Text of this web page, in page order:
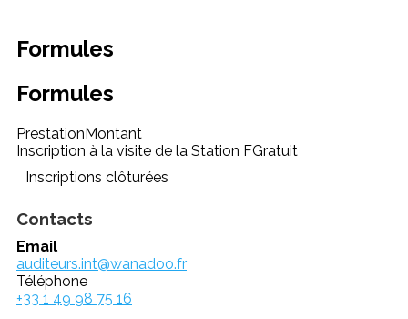
Formules
Formules
PrestationMontant
Inscription à la visite de la Station FGratuit
Inscriptions clôturées
Contacts
Email
auditeurs.int@wanadoo.fr
Téléphone
+33 1 49 98 75 16